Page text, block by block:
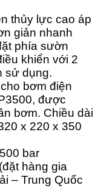
thủy lực cao áp
giản nhanh
phía sườn
khiển với 2
sử dụng.
bơm điện
được
bơm. Chiều dài
x 220 x 350
bar
hàng gia
– Trung Quốc